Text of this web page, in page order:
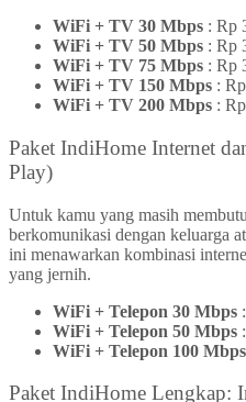
WiFi + TV 30 Mbps : Rp
WiFi + TV 50 Mbps : Rp
WiFi + TV 75 Mbps : Rp
WiFi + TV 150 Mbps :
WiFi + TV 200 Mbps :
Paket IndiHome Internet
Play)
Untuk kamu yang masih
berkomunikasi dengan keluarga
ini menawarkan kombinasi
yang jernih.
WiFi + Telepon 30 Mbps
WiFi + Telepon 50 Mbps
WiFi + Telepon 100 Mbps
Paket IndiHome Lengkap: